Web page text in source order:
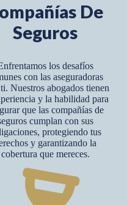
De
Seguros
los desafíos
con las aseguradoras
Nuestros abogados tienen
y la habilidad para
que las compañías de
cumplan con sus
protegiendo tus
y garantizando la
cobertura que mereces.